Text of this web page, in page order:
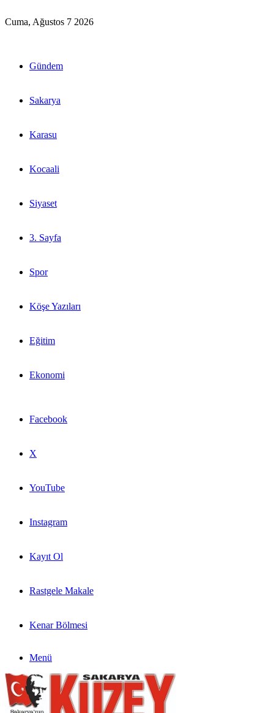
Cuma, Ağustos 7 2026
Gündem
Sakarya
Karasu
Kocaali
Siyaset
3. Sayfa
Spor
Köşe Yazıları
Eğitim
Ekonomi
Facebook
X
YouTube
Instagram
Kayıt Ol
Rastgele Makale
Kenar Bölmesi
Menü